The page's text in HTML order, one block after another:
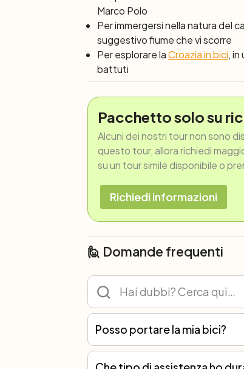
Marco Polo
Per immergersi nella natura del
suggestivo fiume che vi scorre
Per esplorare laCroazia in bici,
battuti
Pacchetto solo su
Alcuni dei nostri tour non sono
questo tour, allora richiedi
su un tour simile disponibile o
Richiedi informazioni
🙋 Domande frequenti
Posso portare la mia bici?